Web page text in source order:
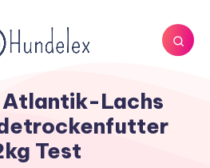
Atlantik-Lachs
Test